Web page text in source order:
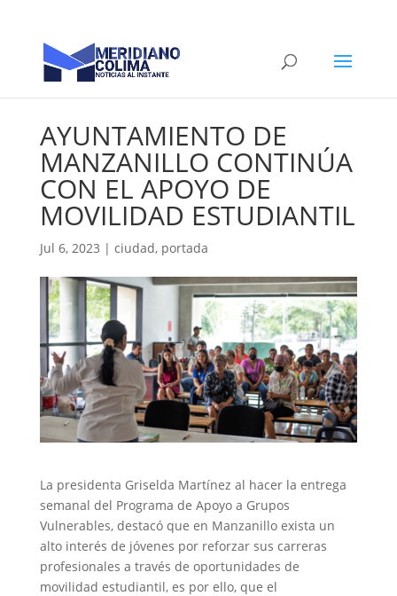
AYUNTAMIENTO DE
MANZANILLO CONTINÚA
CON EL APOYO DE
MOVILIDAD ESTUDIANTIL
Jul 6, 2023 | ciudad, portada
La presidenta Griselda Martínez al hacer la entrega
semanal del Programa de Apoyo a Grupos
Vulnerables, destacó que en Manzanillo exista un
alto interés de jóvenes por reforzar sus carreras
profesionales a través de oportunidades de
movilidad estudiantil, es por ello, que el